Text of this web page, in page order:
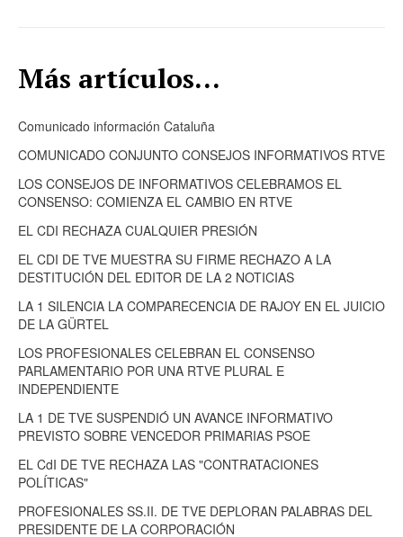
Más artículos...
Comunicado información Cataluña
COMUNICADO CONJUNTO CONSEJOS INFORMATIVOS RTVE
LOS CONSEJOS DE INFORMATIVOS CELEBRAMOS EL
CONSENSO: COMIENZA EL CAMBIO EN RTVE
EL CDI RECHAZA CUALQUIER PRESIÓN
EL CDI DE TVE MUESTRA SU FIRME RECHAZO A LA
DESTITUCIÓN DEL EDITOR DE LA 2 NOTICIAS
LA 1 SILENCIA LA COMPARECENCIA DE RAJOY EN EL JUICIO
DE LA GÜRTEL
LOS PROFESIONALES CELEBRAN EL CONSENSO
PARLAMENTARIO POR UNA RTVE PLURAL E
INDEPENDIENTE
LA 1 DE TVE SUSPENDIÓ UN AVANCE INFORMATIVO
PREVISTO SOBRE VENCEDOR PRIMARIAS PSOE
EL CdI DE TVE RECHAZA LAS "CONTRATACIONES
POLÍTICAS"
PROFESIONALES SS.II. DE TVE DEPLORAN PALABRAS DEL
PRESIDENTE DE LA CORPORACIÓN